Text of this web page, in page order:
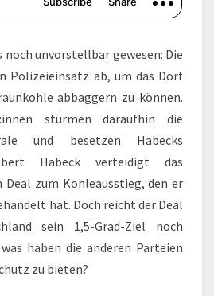
noch unvorstellbar gewesen: Die
Polizeieinsatz ab, um das Dorf
abbaggern zu können.
stürmen daraufhin die
und besetzen Habecks
Habeck verteidigt das
zum Kohleausstieg, den er
hat. Doch reicht der Deal
sein 1,5-Grad-Ziel noch
haben die anderen Parteien
zu bieten?